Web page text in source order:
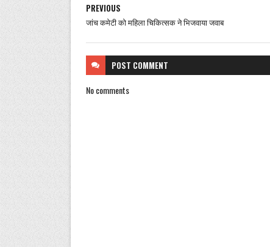
PREVIOUS
जांच कमेटी को महिला चिकित्सक ने भिजवाया जवाब
POST COMMENT
No comments